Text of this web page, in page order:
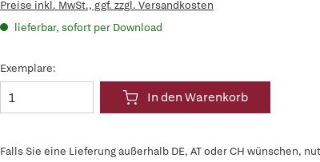
Preise inkl. MwSt., ggf. zzgl. Versandkosten
lieferbar, sofort per Download
Exemplare:
In den Warenkorb
Falls Sie eine Lieferung außerhalb DE, AT oder CH wünschen,